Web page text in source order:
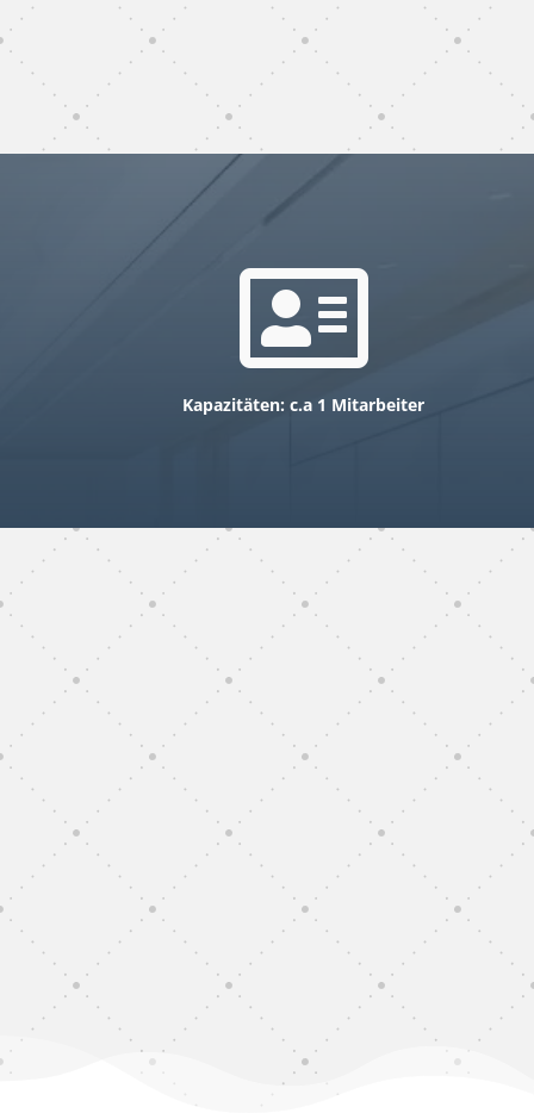
gebäudereinigung
subunternehmer köln

Kapazitäten: c.a 1 Mitarbeiter